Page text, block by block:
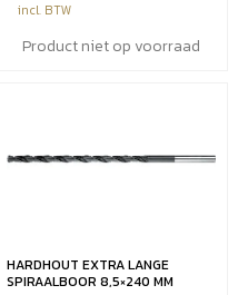
incl. BTW
Product niet op voorraad
HARDHOUT EXTRA LANGE
SPIRAALBOOR 8,5×240 MM